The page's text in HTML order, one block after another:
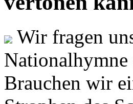
Wir fragen
Brauchen wir